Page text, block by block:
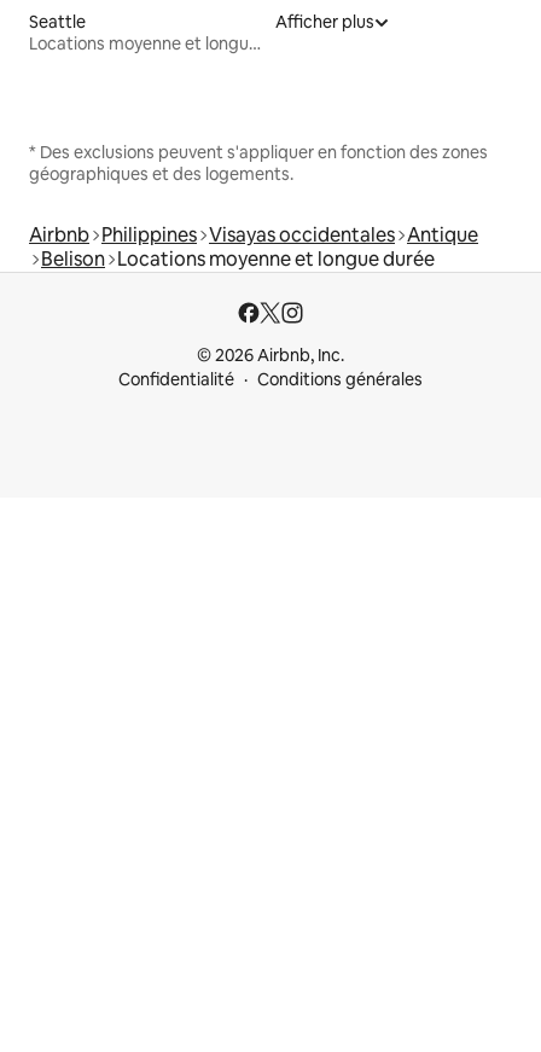
Seattle
Locations moyenne et longue durée
Afficher plus
* Des exclusions peuvent s'appliquer en fonction des zones
géographiques et des logements.
Airbnb Philippines Visayas occidentales Antique
Belison Locations moyenne et longue durée
© 2026 Airbnb, Inc.
Confidentialité
Conditions générales